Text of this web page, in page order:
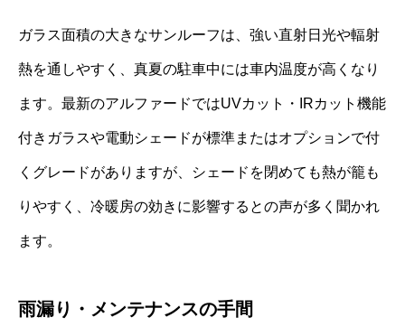
ガラス面積の大きなサンルーフは、強い直射日光や輻射
熱を通しやすく、真夏の駐車中には車内温度が高くなり
ます。最新のアルファードではUVカット・IRカット機能
付きガラスや電動シェードが標準またはオプションで付
くグレードがありますが、シェードを閉めても熱が籠も
りやすく、冷暖房の効きに影響するとの声が多く聞かれ
ます。
雨漏り・メンテナンスの手間